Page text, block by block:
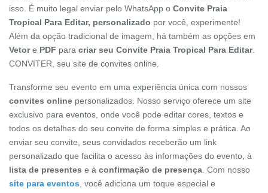
isso. É muito legal enviar pelo WhatsApp o Convite Praia
Tropical Para Editar, personalizado por você, experimente!
Além da opção tradicional de imagem, há também as opções em
Vetore PDF para criar seu Convite Praia Tropical Para Editar.
CONVITER, seu site de convites online.
Transforme seu evento em uma experiência única com nossos
convites online personalizados. Nosso serviço oferece um site
exclusivo para eventos, onde você pode editar cores, textos e
todos os detalhes do seu convite de forma simples e prática. Ao
enviar seu convite, seus convidados receberão um link
personalizado que facilita o acesso às informações do evento, à
lista de presentes e à confirmação de presença . Com nosso
site para eventos , você adiciona um toque especial e